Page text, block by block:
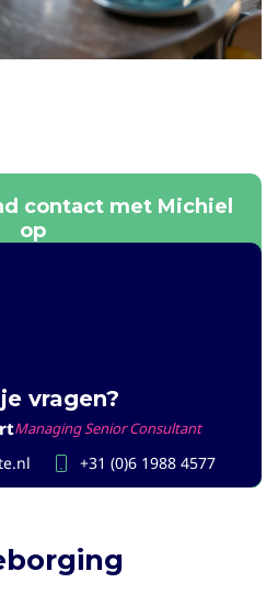
contact met Michiel
op
vragen?
Managing Senior Consultant
+31 (0)6 1988 4577